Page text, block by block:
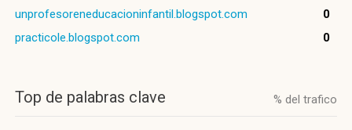
unprofesoreneducacioninfantil.blogspot.com
0
practicole.blogspot.com
0
Top de palabras clave % del trafico